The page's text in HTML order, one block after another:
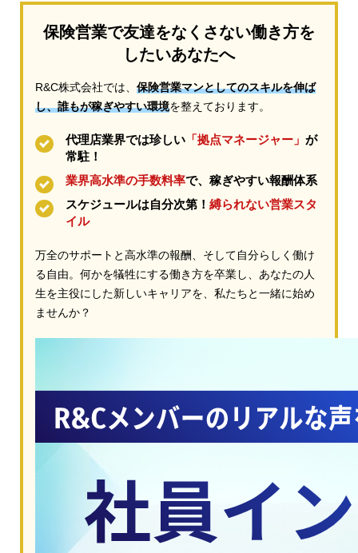
保険営業で友達をなくさない働き方を
したいあなたへ
R&C株式会社では、 保険営業マンとしてのスキルを伸ば
し、誰もが稼ぎやすい環境を整えております。
代理店業界では珍しい「拠点マネージャー」 が
常駐！
業界高水準の手数料率で、稼ぎやすい報酬体系
スケジュールは自分次第！ 縛られない営業スタ
イル
万全のサポートと高水準の報酬、そして自分らしく働け
る自由。何かを犠牲にする働き方を卒業し、あなたの人
生を主役にした新しいキャリアを、私たちと一緒に始め
ませんか？